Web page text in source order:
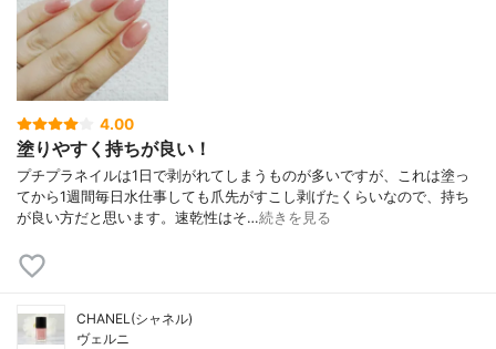
4.00
塗りやすく持ちが良い！
プチプラネイルは1日で剥がれてしまうものが多いですが、これは塗っ
てから1週間毎日水仕事しても爪先がすこし剥げたくらいなので、持ち
が良い方だと思います。速乾性はそ…続きを見る
CHANEL(シャネル)
ヴェルニ